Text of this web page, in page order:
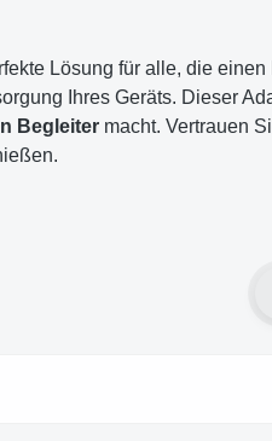
Lösung für alle, die einen
Ihres Geräts. Dieser
Begleiter macht. Vertrauen